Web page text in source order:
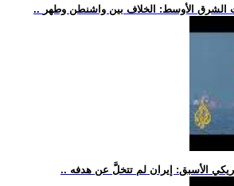
الشرق الأوسط: الخلاف بين واشنطن وطهر
الأسبق: إيران لم تتخلَّ عن هدفه